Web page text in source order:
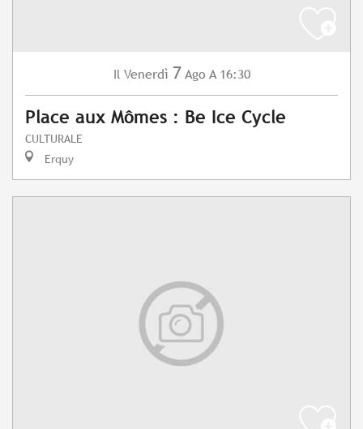
Il Venerdì 7 Ago A 16:30
Place aux Mômes : Be Ice Cycle
CULTURALE
Erquy